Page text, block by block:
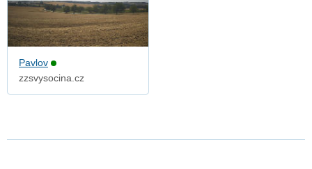
Pavlov
zzsvysocina.cz